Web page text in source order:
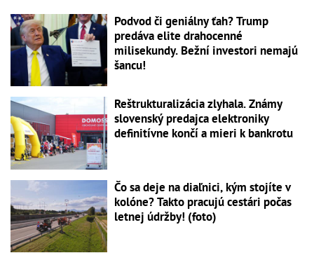
Podvod či geniálny ťah? Trump
predáva elite drahocenné
milisekundy. Bežní investori nemajú
šancu!
Reštrukturalizácia zlyhala. Známy
slovenský predajca elektroniky
definitívne končí a mieri k bankrotu
Čo sa deje na diaľnici, kým stojíte v
kolóne? Takto pracujú cestári počas
letnej údržby! (foto)